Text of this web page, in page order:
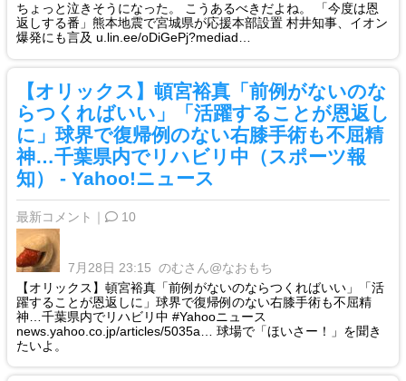
ちょっと泣きそうになった。 こうあるべきだよね。 「今度は恩
返しする番」熊本地震で宮城県が応援本部設置 村井知事、イオン
爆発にも言及 u.lin.ee/oDiGePj?mediad…
【オリックス】頓宮裕真「前例がないのな
らつくればいい」「活躍することが恩返し
に」球界で復帰例のない右膝手術も不屈精
神…千葉県内でリハビリ中（スポーツ報
知） - Yahoo!ニュース
最新コメント｜ 10
7月28日 23:15 のむさん@なおもち
【オリックス】頓宮裕真「前例がないのならつくればいい」「活
躍することが恩返しに」球界で復帰例のない右膝手術も不屈精
神…千葉県内でリハビリ中 #Yahooニュース
news.yahoo.co.jp/articles/5035a… 球場で「ほいさー！」を聞き
たいよ。